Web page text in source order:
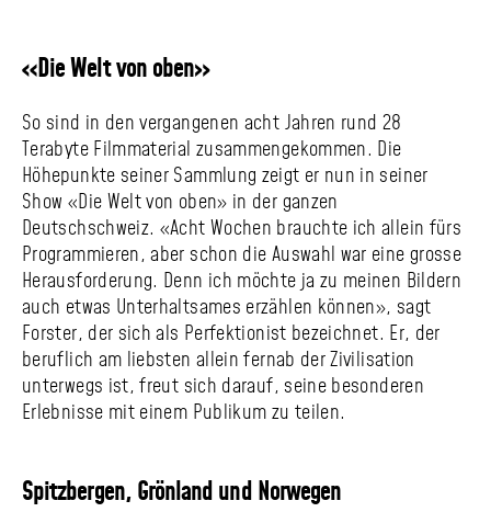
«Die Welt von oben»
So sind in den vergangenen acht Jahren rund 28
Terabyte Filmmaterial zusammen­gekommen. Die
Höhepunkte seiner Sammlung zeigt er nun in seiner
Show «Die Welt von oben» in der ganzen
Deutschschweiz. «Acht Wochen brauchte ich allein fürs
Programmieren, aber schon die Auswahl war eine grosse
Heraus­forderung. Denn ich möchte ja zu meinen Bildern
auch etwas Unterhaltsames erzählen können», sagt
Forster, der sich als Perfektionist bezeichnet. Er, der
beruflich am liebsten allein fernab der Zivilisation
unterwegs ist, freut sich darauf, seine besonderen
Erlebnisse mit einem Publikum zu teilen.
Spitzbergen, Grönland und Norwegen